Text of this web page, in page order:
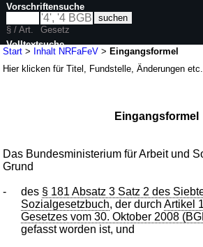
Start > Inhalt NRFaFeV >Eingangsformel
Hier klicken fürTitel, Fundstelle, Änderungen etc.
Neufestsetzung der
zur Übertragung der
(NRFaFeV
)
V. v. 26.11.2024
Eingangsformel
Das Bundesministerium für Arbeit und
Grund
- des § 181 Absatz 3 Satz 2 des
Sozialgesetzbuch, der durchArtikel
Gesetzes vom 30. Oktober 2008
gefasst worden ist, und
Vorschriftensuche
§ / Art.
Gesetz
Volltextsuche
nur in NRFaFeV